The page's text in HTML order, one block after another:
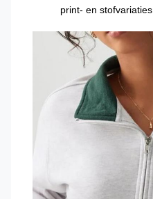
print- en stofvariaties